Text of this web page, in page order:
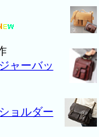
ャーバッ
ョルダー